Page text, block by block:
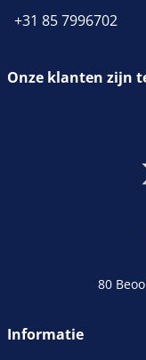
+31 85 7996702
Onze klanten zijn
80
Informatie